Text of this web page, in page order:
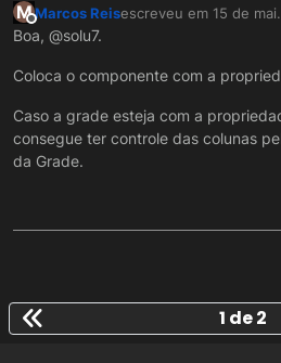
M
Offline
Marcos Reisescreveu em 15 de
última edição por
Boa, @solu7.
Coloca o componente com a
Caso a grade esteja com a
consegue ter controle das colunas
da Grade.
1 de 2